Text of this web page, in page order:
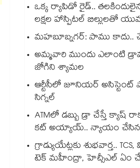
ఒక్క ర్యాపిడో రైడ్..
లక్షల హాస్పిటల్ బిల్లులతో
మహబూబ్నగర్: పాము కాదు..
అమ్మవారి ముందు ఎలాంటి
జోగిని శ్యామల
ఆర్టీసీలో జూనియర్ అసిస్టెంట్‌‌
సిగ్నల్
ATMలో డబ్బు డ్రా చేస్తే క్యాష్
కట్ అయ్యాయ్.. న్యాయం చేసిన
గ్రాడ్యుయేట్లకు శుభవార్త..
టెక్ మహీంద్రా, హెచ్సీఎల్ ఏం